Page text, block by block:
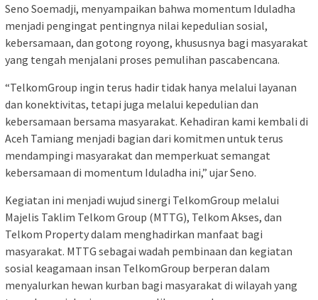
Seno Soemadji, menyampaikan bahwa momentum Iduladha
menjadi pengingat pentingnya nilai kepedulian sosial,
kebersamaan, dan gotong royong, khususnya bagi masyarakat
yang tengah menjalani proses pemulihan pascabencana.
“TelkomGroup ingin terus hadir tidak hanya melalui layanan
dan konektivitas, tetapi juga melalui kepedulian dan
kebersamaan bersama masyarakat. Kehadiran kami kembali di
Aceh Tamiang menjadi bagian dari komitmen untuk terus
mendampingi masyarakat dan memperkuat semangat
kebersamaan di momentum Iduladha ini,” ujar Seno.
Kegiatan ini menjadi wujud sinergi TelkomGroup melalui
Majelis Taklim Telkom Group (MTTG), Telkom Akses, dan
Telkom Property dalam menghadirkan manfaat bagi
masyarakat. MTTG sebagai wadah pembinaan dan kegiatan
sosial keagamaan insan TelkomGroup berperan dalam
menyalurkan hewan kurban bagi masyarakat di wilayah yang